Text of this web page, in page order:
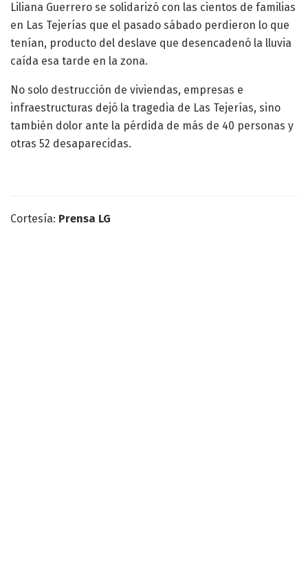
Liliana Guerrero se solidarizó con las cientos de familias
en Las Tejerías que el pasado sábado perdieron lo que
tenían, producto del deslave que desencadenó la lluvia
caída esa tarde en la zona.
No solo destrucción de viviendas, empresas e
infraestructuras dejó la tragedia de Las Tejerías, sino
también dolor ante la pérdida de más de 40 personas y
otras 52 desaparecidas.
Cortesía: Prensa LG